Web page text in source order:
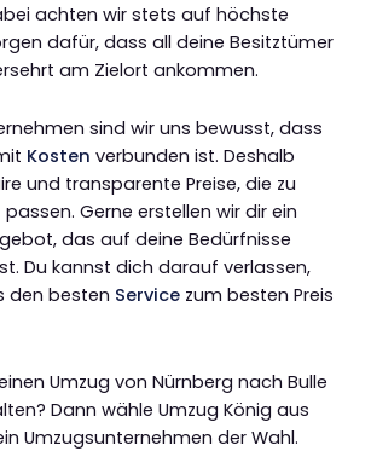
achten wir stets auf höchste
dafür, dass all deine Besitztümer
am Zielort ankommen.
sind wir uns bewusst, dass
Kosten verbunden ist. Deshalb
und transparente Preise, die zu
Gerne erstellen wir dir ein
das auf deine Bedürfnisse
Du kannst dich darauf verlassen,
den besten Service zum besten Preis
Umzug von Nürnberg nach Bulle
Dann wähle Umzug König aus
Umzugsunternehmen der Wahl.